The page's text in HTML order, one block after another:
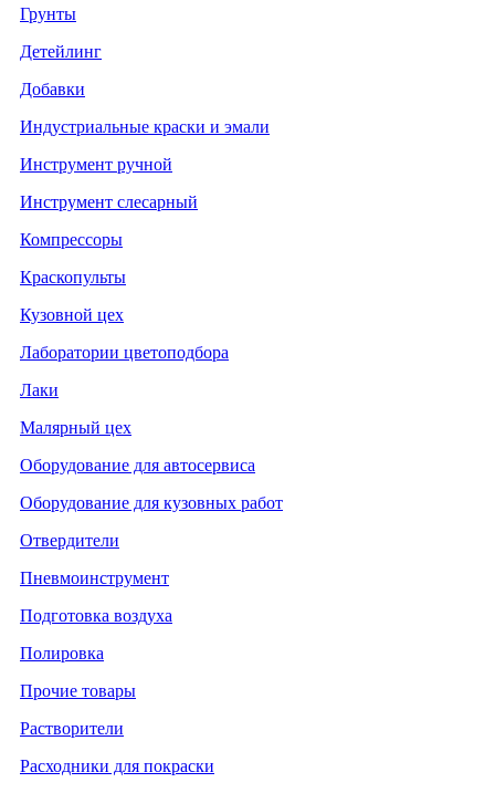
Грунты
Детейлинг
Добавки
Индустриальные краски и эмали
Инструмент ручной
Инструмент слесарный
Компрессоры
Краскопульты
Кузовной цех
Лаборатории цветоподбора
Лаки
Малярный цех
Оборудование для автосервиса
Оборудование для кузовных работ
Отвердители
Пневмоинструмент
Подготовка воздуха
Полировка
Прочие товары
Растворители
Расходники для покраски